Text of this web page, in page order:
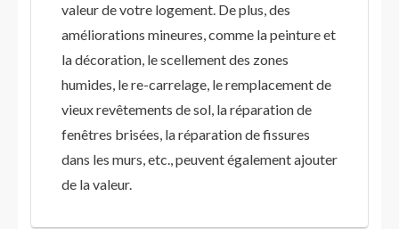
valeur de votre logement. De plus, des
améliorations mineures, comme la peinture et
la décoration, le scellement des zones
humides, le re-carrelage, le remplacement de
vieux revêtements de sol, la réparation de
fenêtres brisées, la réparation de fissures
dans les murs, etc., peuvent également ajouter
de la valeur.